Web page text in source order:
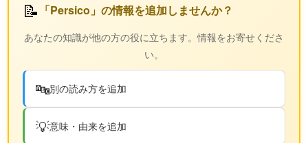
📝 「Persico」の情報を追加しませんか？
あなたの知識が他の方の役に立ちます。情報をお寄せくださ
い。
🔤別の読み方を追加
💡意味・由来を追加